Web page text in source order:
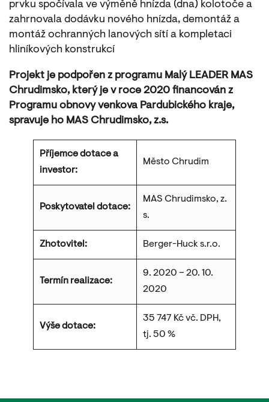
prvku spočívala ve výměně hnízda (dna) kolotoče a
zahrnovala dodávku nového hnízda, demontáž a
montáž ochranných lanových sítí a kompletaci
hliníkových konstrukcí
Projekt je podpořen z programu Malý LEADER MAS
Chrudimsko, který je v roce 2020 financován z
Programu obnovy venkova Pardubického kraje,
spravuje ho MAS Chrudimsko, z.s.
Příjemce dotace a
investor:
Město Chrudim
Poskytovatel dotace:
MAS Chrudimsko, z.
s.
Zhotovitel: Berger-Huck s.r.o.
Termín realizace:
9. 2020 – 20. 10.
2020
Výše dotace:
35 747 Kč vč. DPH,
tj. 50 %